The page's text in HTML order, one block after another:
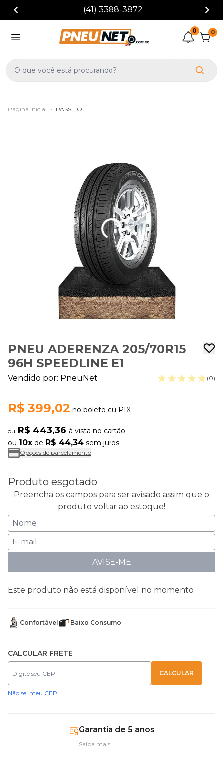
(41) 3388-3872
0 0
Página inicial • PASSEIO
PNEU ADERENZA 205/70R15
96H SPEEDLINE E1
Vendido por: PneuNet (0)
R$ 399,02 no boleto ou PIX
ou R$ 443,36 à vista no cartão
ou 10x de R$ 44,34 sem juros
Opções de parcelamento
Produto esgotado
Preencha os campos para ser avisado assim que o
produto voltar ao estoque!
AVISE-ME
Este produto não está disponível no momento
Confortável Baixo Consumo
CALCULAR FRETE
Não sei meu CEP
Garantia de 5 anos
Saiba mais